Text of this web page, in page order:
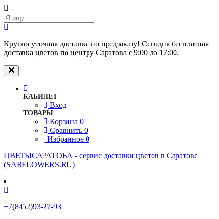
Круглосуточная доставка по предзаказу! Сегодня бесплатная
доставка цветов по центру Саратова с 9:00 до 17:00.
КАБИНЕТ
Вход
ТОВАРЫ
Корзина 0
Сравнить 0
Избранное 0
ЦВЕТЫСАРАТОВА - cервис доставки цветов в Саратове
(SARFLOWERS.RU)
+7(8452)93-27-93